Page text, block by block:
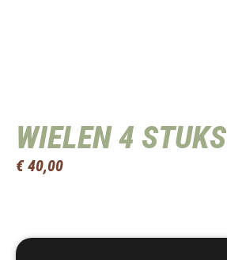
WIELEN 4 STUKS
€40,00